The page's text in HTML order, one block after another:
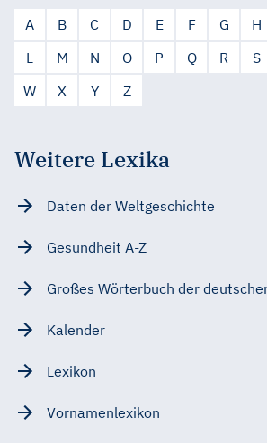
A B C D E F G H
L
M N O P Q R S
W
X Y Z
Weitere Lexika
Daten der Weltgeschichte
Gesundheit A-Z
Großes Wörterbuch der
Kalender
Lexikon
Vornamenlexikon